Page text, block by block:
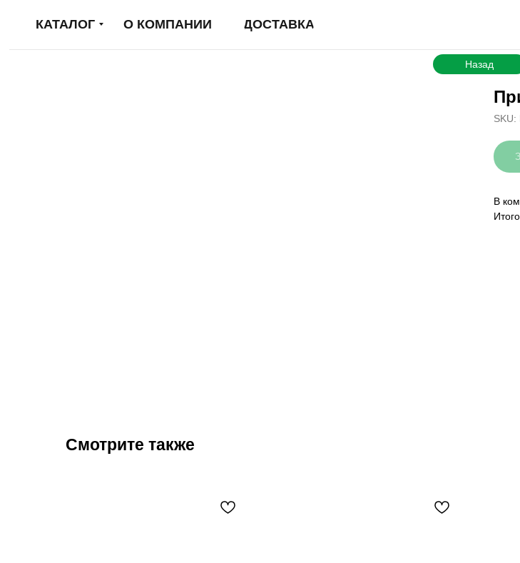
КАТАЛОГ О КОМПАНИИ ДОСТАВКА
Назад
SKU:
В
Смотрите также